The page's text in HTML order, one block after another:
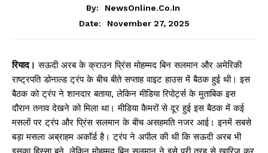
By:
NewsOnline.co.in
Date:
November 27, 2025
रियाद। सऊदी अरब के क्राउन प्रिंस मोहम्मद बिन सलमान और अमेरिकी
राष्ट्रपति डोनाल्ड ट्रंप के बीच बीते सप्ताह वाइट हाउस में बैठक हुई थी। इस
बैठक को ट्रंप ने शानदार बताया, लेकिन मीडिया रिपोर्ट्स के मुताबिक इस
दौरान तनाव देखने को मिला था। मीडिया कैमरों से दूर हुई इस बैठक में कई
मसलों पर ट्रंप और प्रिंस सलमान के बीच असहमति नजर आई। इनमें सबसे
बड़ा मसला अब्राहम अकॉर्ड है। ट्रंप ने अपील की थी कि सऊदी अरब भी